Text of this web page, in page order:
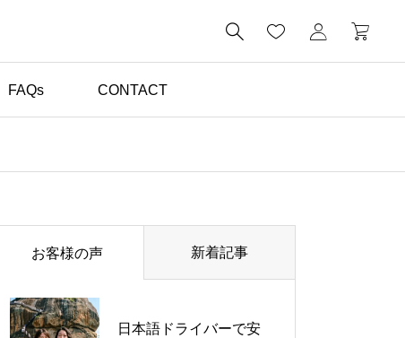

FAQs CONTACT
体験談（お客様の声）
バーと楽しんだ心温まる
お客様の声 新着記事
日本語ドライバーで安